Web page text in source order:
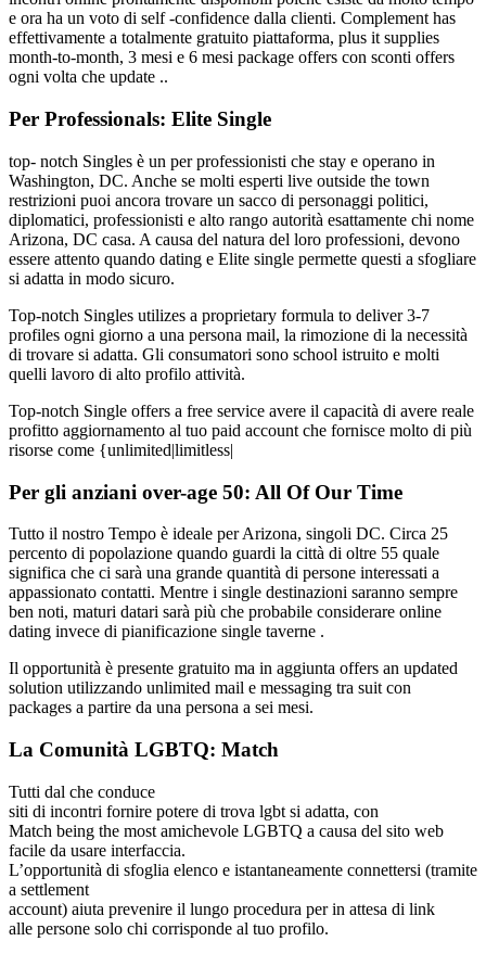
e ora ha un voto di self -confidence dalla clienti. Complement has
effettivamente a totalmente gratuito piattaforma, plus it supplies
month-to-month, 3 mesi e 6 mesi package offers con sconti offers
ogni volta che update ..
Per Professionals: Elite Single
top- notch Singles è un per professionisti che stay e operano in
Washington, DC. Anche se molti esperti live outside the town
restrizioni puoi ancora trovare un sacco di personaggi politici,
diplomatici, professionisti e alto rango autorità esattamente chi nome
Arizona, DC casa. A causa del natura del loro professioni, devono
essere attento quando dating e Elite single permette questi a sfogliare
si adatta in modo sicuro.
Top-notch Singles utilizes a proprietary formula to deliver 3-7
profiles ogni giorno a una persona mail, la rimozione di la necessità
di trovare si adatta. Gli consumatori sono school istruito e molti
quelli lavoro di alto profilo attività.
Top-notch Single offers a free service avere il capacità di avere reale
profitto aggiornamento al tuo paid account che fornisce molto di più
risorse come {unlimited|limitless|
Per gli anziani over-age 50: All Of Our Time
Tutto il nostro Tempo è ideale per Arizona, singoli DC. Circa 25
percento di popolazione quando guardi la città di oltre 55 quale
significa che ci sarà una grande quantità di persone interessati a
appassionato contatti. Mentre i single destinazioni saranno sempre
ben noti, maturi datari sarà più che probabile considerare online
dating invece di pianificazione single taverne .
Il opportunità è presente gratuito ma in aggiunta offers an updated
solution utilizzando unlimited mail e messaging tra suit con
packages a partire da una persona a sei mesi.
La Comunità LGBTQ: Match
Tutti dal che conduce
siti di incontri fornire potere di trova lgbt si adatta, con
Match being the most amichevole LGBTQ a causa del sito web
facile da usare interfaccia.
L’opportunità di sfoglia elenco e istantaneamente connettersi (tramite
a settlement
account) aiuta prevenire il lungo procedura per in attesa di link
alle persone solo chi corrisponde al tuo profilo.